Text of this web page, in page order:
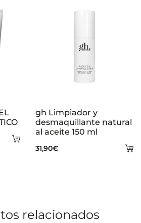
Añadir
gh Limpiador y
desmaquillante natural
al aceite 150 ml
31,90€
relacionados